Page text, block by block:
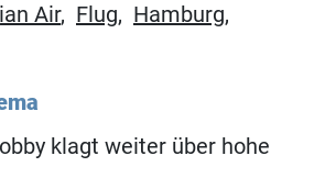
Air, Flug, Hamburg,
klagt weiter über hohe